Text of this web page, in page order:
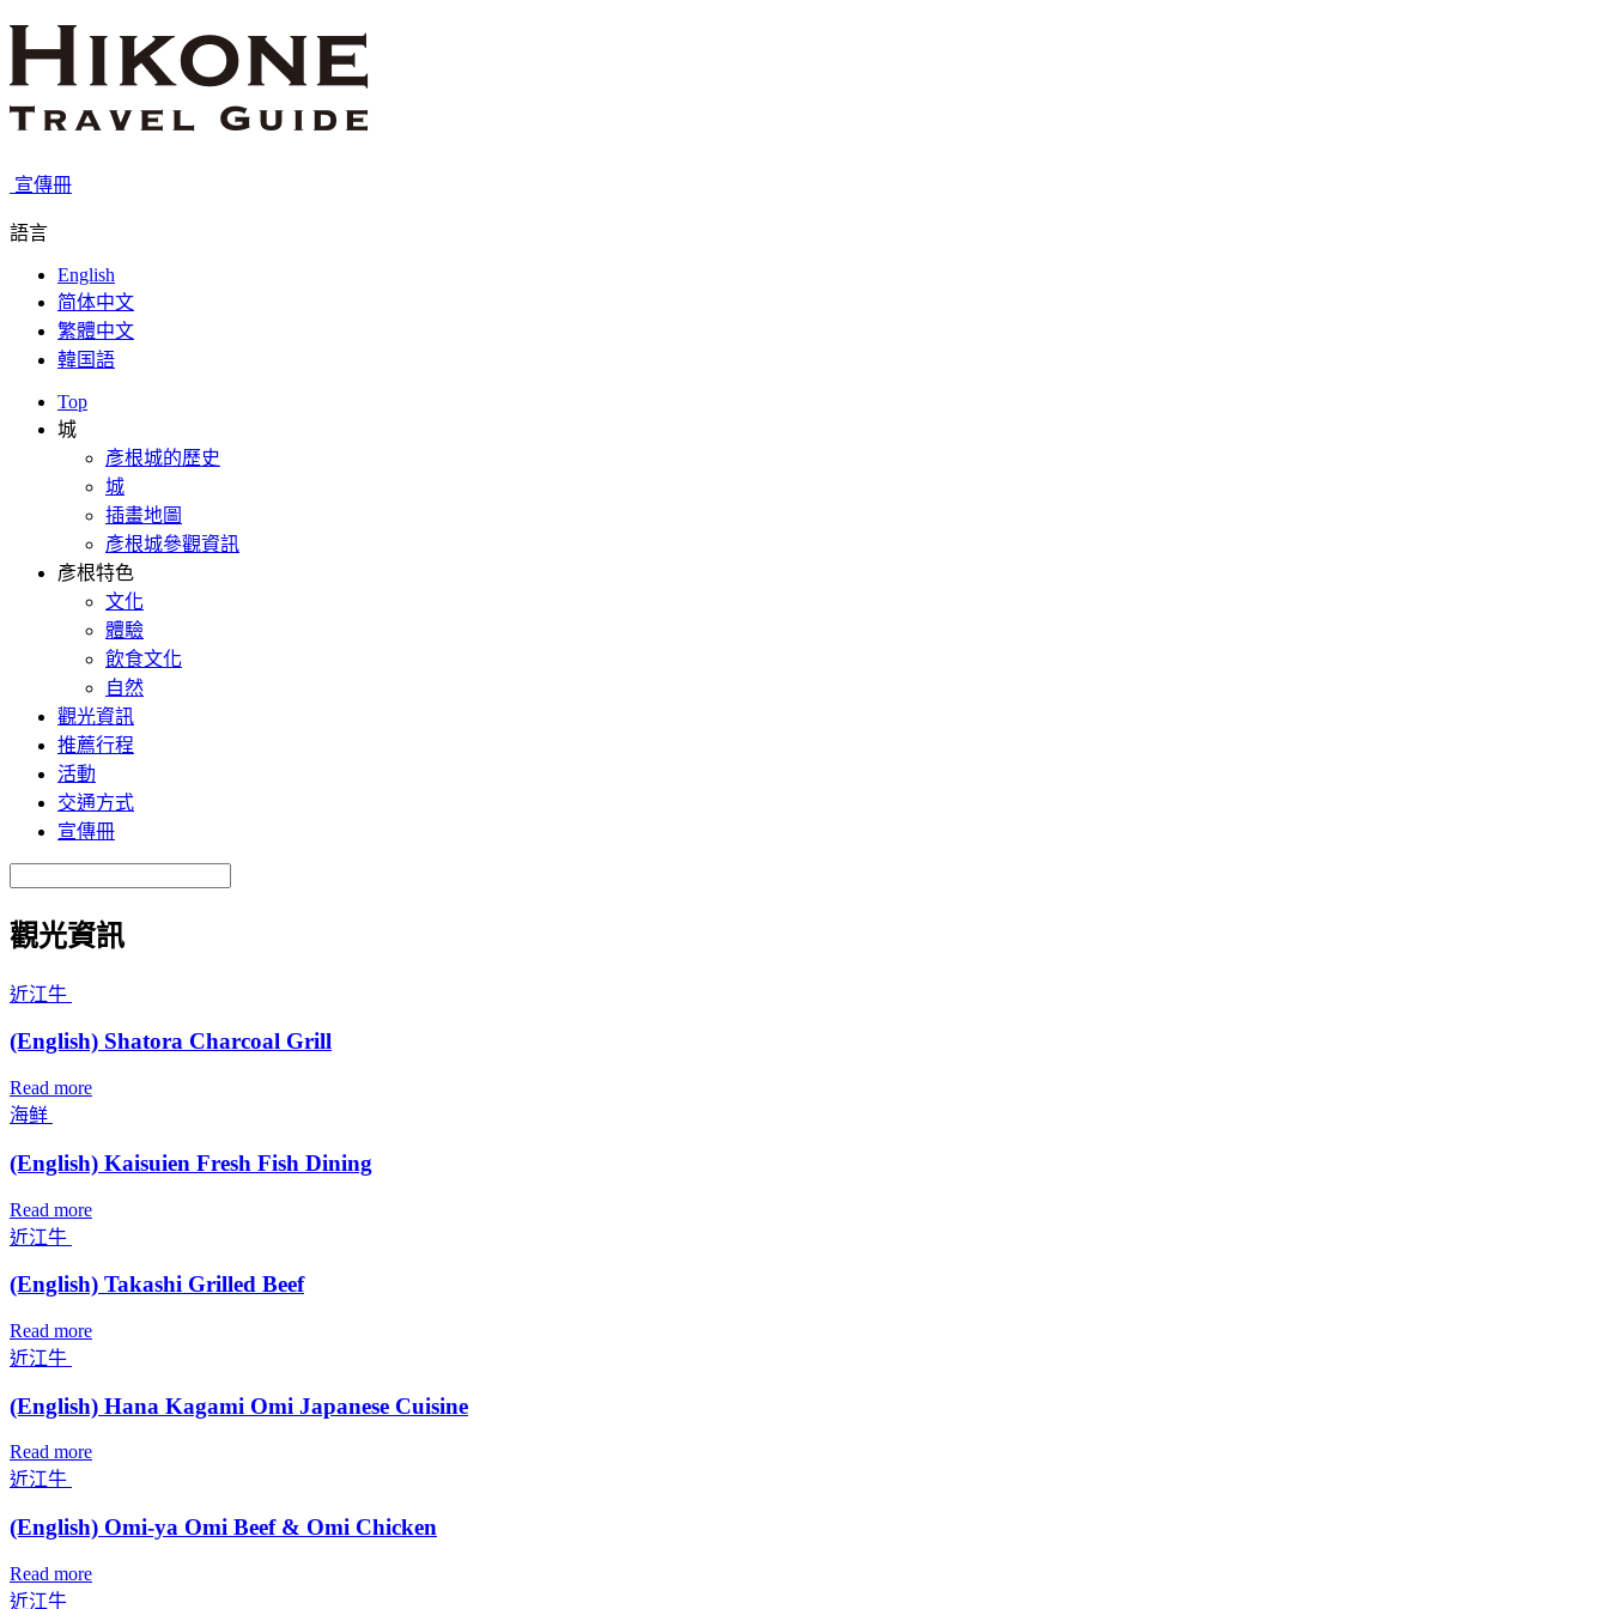
宣傳冊
語言
English
简体中文
繁體中文
韓国語
Top
城
彥根城的歷史
城
插畫地圖
彥根城參觀資訊
彥根特色
文化
體驗
飲食文化
自然
觀光資訊
推薦行程
活動
交通方式
宣傳冊
觀光資訊
近江牛
(English) Shatora Charcoal Grill
Read more
海鲜
(English) Kaisuien Fresh Fish Dining
Read more
近江牛
(English) Takashi Grilled Beef
Read more
近江牛
(English) Hana Kagami Omi Japanese Cuisine
Read more
近江牛
(English) Omi-ya Omi Beef & Omi Chicken
Read more
近江牛